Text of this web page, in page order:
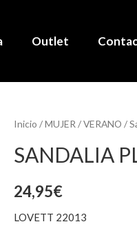
Outlet
Inicio /MUJER /VERANO /
SANDALIA
24,95€
LOVETT 22013